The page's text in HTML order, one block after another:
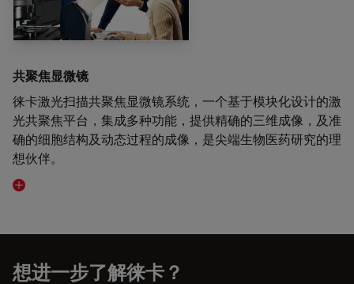
共聚焦显微镜
徕卡激光扫描共聚焦显微镜系统，一个基于模块化设计的激
光共聚焦平台，集成多种功能，提供精确的三维成像，及准
确的细胞结构及动态过程的成像，是尖端生物医药研究的理
想伙伴。
Visit related page
想进一步了解徕卡？